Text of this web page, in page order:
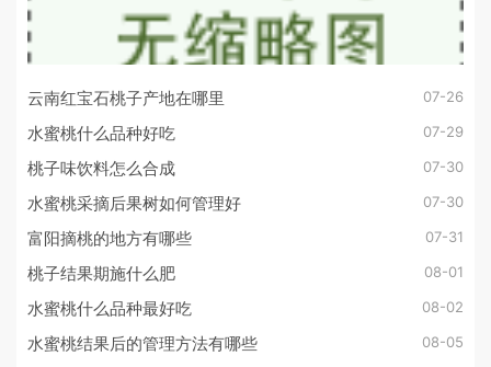
云南红宝石桃子产地在哪里 07-26
水蜜桃什么品种好吃 07-29
桃子味饮料怎么合成 07-30
水蜜桃采摘后果树如何管理好 07-30
富阳摘桃的地方有哪些 07-31
桃子结果期施什么肥 08-01
水蜜桃什么品种最好吃 08-02
水蜜桃结果后的管理方法有哪些 08-05